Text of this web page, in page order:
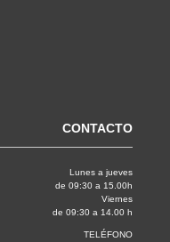
CONTACTO
Lunes a jueves
de 09:30 a 15.00h
Viernes
de 09:30 a 14.00 h
TELÉFONO